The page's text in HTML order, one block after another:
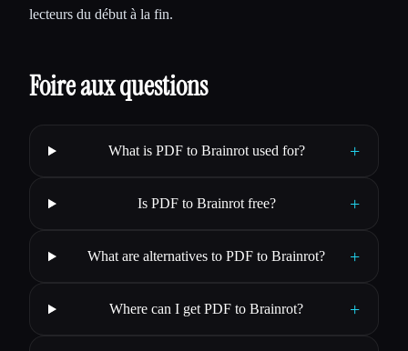
lecteurs du début à la fin.
Foire aux questions
What is PDF to Brainrot used for? +
Is PDF to Brainrot free? +
What are alternatives to PDF to Brainrot? +
Where can I get PDF to Brainrot? +